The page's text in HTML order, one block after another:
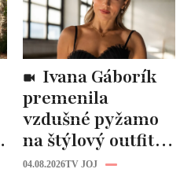
premenila
vzdušné pyžamo
na štýlový outfit:
Tento trik vás
04.08.2026TV JOJ